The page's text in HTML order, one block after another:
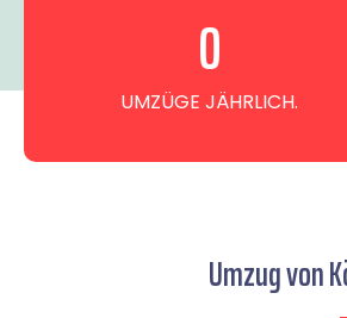
UMZÜGE JÄHRLICH.
0
Umzug von